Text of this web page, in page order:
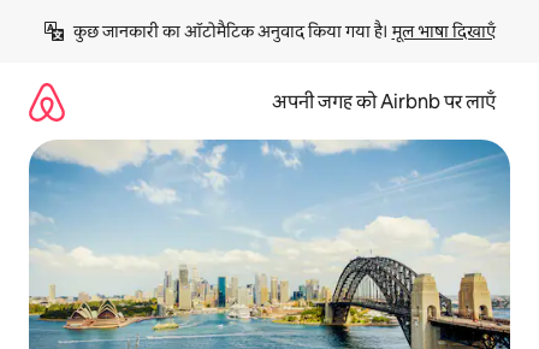
छोड़कर
कॉन्टेंट
कुछ जानकारी का ऑटोमैटिक अनुवाद किया गया है। मूल भाषा दिखाएँ
अपनी जगह को Airbnb पर लाएँ